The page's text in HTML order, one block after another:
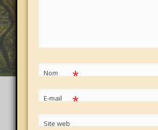
Nom *
E-mail *
Site web